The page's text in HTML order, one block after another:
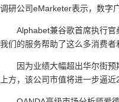
调研公司eMarketer表示，数字
Alphabet兼谷歌首席执行官
我们的服务帮助了这么多消费
因为业绩大幅超出华尔街
上方，该公司市值将进一步逼